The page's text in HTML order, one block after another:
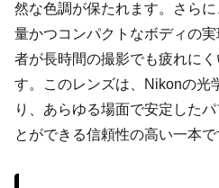
然な色調が保たれます。さら
量かつコンパクトなボディの
者が長時間の撮影でも疲れに
す。このレンズは、Nikonの光
り、あらゆる場面で安定した
とができる信頼性の高い一本で